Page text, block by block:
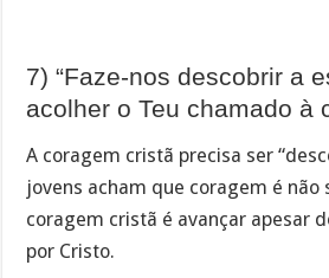
7) “Faze-nos descobrir a
acolher o Teu chamado à
A coragem cristã precisa ser
jovens acham que coragem é não
coragem cristã é avançar apesar
por Cristo.